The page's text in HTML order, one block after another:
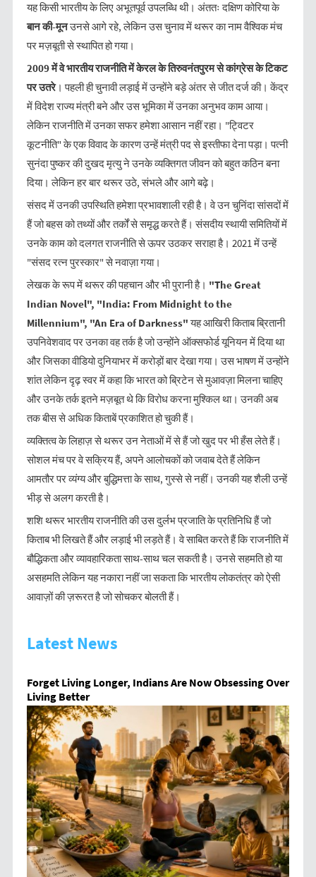
यह किसी भारतीय के लिए अभूतपूर्व उपलब्धि थी। अंततः दक्षिण कोरिया के
बान की-मूनउनसे आगे रहे, लेकिन उस चुनाव में थरूर का नाम वैश्विक मंच
पर मज़बूती से स्थापित हो गया।
2009में वे भारतीय राजनीति में केरल के तिरुवनंतपुरम से कांग्रेस के टिकट
पर उतरे। पहली ही चुनावी लड़ाई में उन्होंने बड़े अंतर से जीत दर्ज की। केंद्र
में विदेश राज्य मंत्री बने और उस भूमिका में उनका अनुभव काम आया।
लेकिन राजनीति में उनका सफर हमेशा आसान नहीं रहा। "ट्विटर
कूटनीति" के एक विवाद के कारण उन्हें मंत्री पद से इस्तीफा देना पड़ा। पत्नी
सुनंदा पुष्कर की दुखद मृत्यु ने उनके व्यक्तिगत जीवन को बहुत कठिन बना
दिया। लेकिन हर बार थरूर उठे, संभले और आगे बढ़े।
संसद में उनकी उपस्थिति हमेशा प्रभावशाली रही है। वे उन चुनिंदा सांसदों में
हैं जो बहस को तथ्यों और तर्कों से समृद्ध करते हैं। संसदीय स्थायी समितियों में
उनके काम को दलगत राजनीति से ऊपर उठकर सराहा है। 2021 में उन्हें
"संसद रत्न पुरस्कार" से नवाज़ा गया।
लेखक के रूप में थरूर की पहचान और भी पुरानी है। "The Great
Indian Novel", "India: From Midnight to the
Millennium", "An Era of Darkness"यह आखिरी किताब ब्रितानी
उपनिवेशवाद पर उनका वह तर्क है जो उन्होंने ऑक्सफोर्ड यूनियन में दिया था
और जिसका वीडियो दुनियाभर में करोड़ों बार देखा गया। उस भाषण में उन्होंने
शांत लेकिन दृढ़ स्वर में कहा कि भारत को ब्रिटेन से मुआवज़ा मिलना चाहिए
और उनके तर्क इतने मज़बूत थे कि विरोध करना मुश्किल था। उनकी अब
तक बीस से अधिक किताबें प्रकाशित हो चुकी हैं।
व्यक्तित्व के लिहाज़ से थरूर उन नेताओं में से हैं जो खुद पर भी हँस लेते हैं।
सोशल मंच पर वे सक्रिय हैं, अपने आलोचकों को जवाब देते हैं लेकिन
आमतौर पर व्यंग्य और बुद्धिमत्ता के साथ, गुस्से से नहीं। उनकी यह शैली उन्हें
भीड़ से अलग करती है।
शशि थरूर भारतीय राजनीति की उस दुर्लभ प्रजाति के प्रतिनिधि हैं जो
किताब भी लिखते हैं और लड़ाई भी लड़ते हैं। वे साबित करते हैं कि राजनीति में
बौद्धिकता और व्यावहारिकता साथ-साथ चल सकती है। उनसे सहमति हो या
असहमति लेकिन यह नकारा नहीं जा सकता कि भारतीय लोकतंत्र को ऐसी
आवाज़ों की ज़रूरत है जो सोचकर बोलती हैं।
Latest News
Forget Living Longer, Indians Are Now Obsessing Over
Living Better